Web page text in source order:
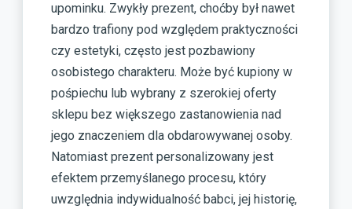
upominku. Zwykły prezent, choćby był nawet
bardzo trafiony pod względem praktyczności
czy estetyki, często jest pozbawiony
osobistego charakteru. Może być kupiony w
pośpiechu lub wybrany z szerokiej oferty
sklepu bez większego zastanowienia nad
jego znaczeniem dla obdarowywanej osoby.
Natomiast prezent personalizowany jest
efektem przemyślanego procesu, który
uwzględnia indywidualność babci, jej historię,